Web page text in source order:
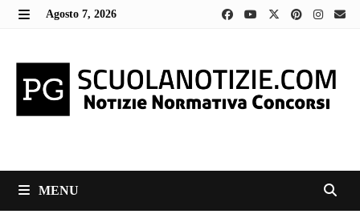
Skip
Agosto 7, 2026
MENU